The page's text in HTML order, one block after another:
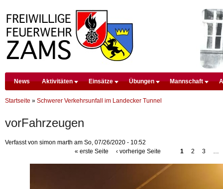
News Aktivitäten Einsätze Übungen Mannschaft
Startseite » Schwerer Verkehrsunfall im Landecker Tunnel
vorFahrzeugen
Verfasst von simon marth am So, 07/26/2020 - 10:52
« erste Seite
‹ vorherige Seite 1 2 3 …
Premium Drupal Themes by Adaptivethemes